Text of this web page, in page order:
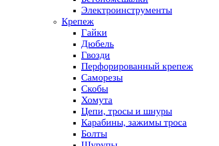
Электроинструменты
Крепеж
Гайки
Дюбель
Гвозди
Перфорированный крепеж
Саморезы
Скобы
Хомута
Цепи, тросы и шнуры
Карабины, зажимы троса
Болты